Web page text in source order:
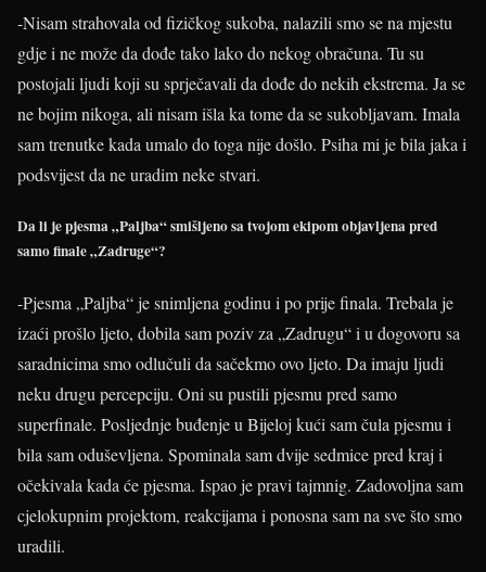
-Nisam strahovala od fizičkog sukoba, nalazili smo se na mjestu
gdje i ne može da dođe tako lako do nekog obračuna. Tu su
postojali ljudi koji su sprječavali da dođe do nekih ekstrema. Ja se
ne bojim nikoga, ali nisam išla ka tome da se sukobljavam. Imala
sam trenutke kada umalo do toga nije došlo. Psiha mi je bila jaka i
podsvijest da ne uradim neke stvari.
Da li je pjesma „Paljba“ smišljeno sa tvojom ekipom objavljena pred
samo finale „Zadruge“?
-Pjesma „Paljba“ je snimljena godinu i po prije finala. Trebala je
izaći prošlo ljeto, dobila sam poziv za „Zadrugu“ i u dogovoru sa
saradnicima smo odlučuli da sačekmo ovo ljeto. Da imaju ljudi
neku drugu percepciju. Oni su pustili pjesmu pred samo
superfinale. Posljednje buđenje u Bijeloj kući sam čula pjesmu i
bila sam oduševljena. Spominala sam dvije sedmice pred kraj i
očekivala kada će pjesma. Ispao je pravi tajmnig. Zadovoljna sam
cjelokupnim projektom, reakcijama i ponosna sam na sve što smo
uradili.